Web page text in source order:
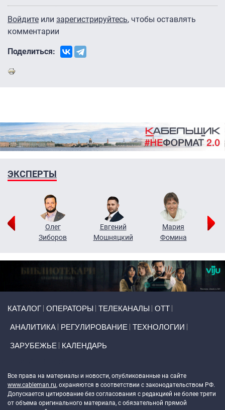
Войдите или зарегистрируйтесь, чтобы оставлять
комментарии
Поделиться:
ЭКСПЕРТЫ
Олег
Зиборов
Евгений
Мошняцкий
Мария
Фомина
КАТАЛОГ ОПЕРАТОРЫ ТЕЛЕКАНАЛЫ ОТТ
АНАЛИТИКА РЕГУЛИРОВАНИЕ ТЕХНОЛОГИИ
ЗАРУБЕЖЬЕ КАЛЕНДАРЬ
Все права на материалы и новости, опубликованные на сайте
www.cableman.ru, охраняются в соответствии с законодательством РФ.
Допускается цитирование без согласования с редакцией не более трети
от объема оригинального материала, с обязательной прямой